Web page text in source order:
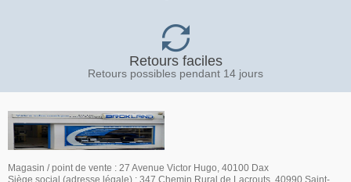
Retours faciles
Retours possibles pendant 14 jours
Magasin / point de vente : 27 Avenue Victor Hugo, 40100 Dax
Siège social (adresse légale) : 347 Chemin Rural de Lacrouts, 40990 Saint-